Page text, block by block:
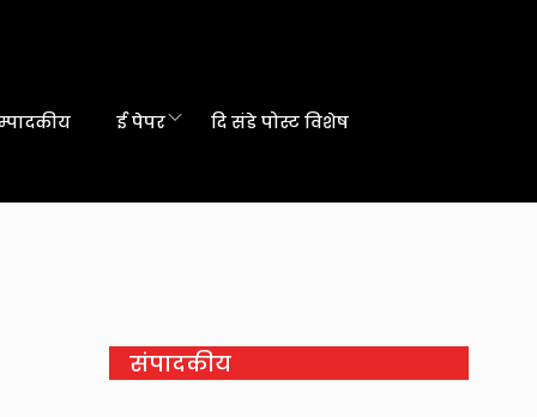
ई पेपर दि संडे पोस्ट विशेष
संपादकीय